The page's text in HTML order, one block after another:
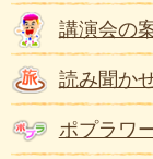
講演会の
読み聞か
ポプラワ